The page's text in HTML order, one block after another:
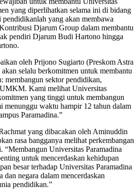
yang diperlihatkan selama ini di bidang
yang akan membawa
Djarum Group dalam membantu
pendiri Djarum Budi Hartono hingga
oleh Prijono Sugiarto (Preskom Astra
selalu berkomitmen untuk membantu
membangun sektor pendidikan,
Kami melihat Universitas
yang tinggi untuk membangun
menunggu waktu hampir 12 tahun dalam
Paramadina.”
yang dibacakan oleh Aminuddin
rasa bangganya melihat perkembangan
“Membangun Universitas Paramadina
untuk mencerdaskan kehidupan
besar terhadap Universitas Paramadina
dan negara dalam mencerdaskan
pendidikan.”